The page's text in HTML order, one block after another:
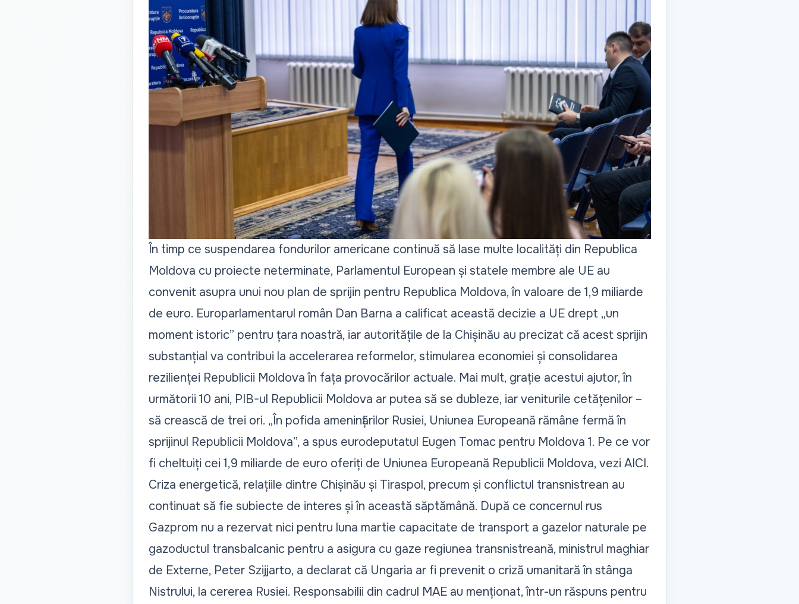
În timp ce suspendarea fondurilor americane continuă să lase multe localități din Republica
Moldova cu proiecte neterminate, Parlamentul European și statele membre ale UE au
convenit asupra unui nou plan de sprijin pentru Republica Moldova, în valoare de 1,9 miliarde
de euro. Europarlamentarul român Dan Barna a calificat această decizie a UE drept „un
moment istoric” pentru țara noastră, iar autoritățile de la Chișinău au precizat că acest sprijin
substanțial va contribui la accelerarea reformelor, stimularea economiei și consolidarea
rezilienței Republicii Moldova în fața provocărilor actuale. Mai mult, grație acestui ajutor,în
următorii 10 ani, PIB-ul Republicii Moldova ar putea să se dubleze, iar veniturile cetățenilor –
să crească de trei ori. „În pofida amenințărilor Rusiei, Uniunea Europeană rămâne fermă în
sprijinul Republicii Moldova”, a spus eurodeputatul Eugen Tomac pentru Moldova 1. Pe ce vor
fi cheltuiți cei 1,9 miliarde de euro oferiți de Uniunea Europeană Republicii Moldova, vezi AICI.
Criza energetică, relațiile dintre Chișinău și Tiraspol, precum și conflictul transnistrean au
continuat să fie subiecte de interes și în această săptămână. După ce concernul rus
Gazprom nu a rezervat nici pentru luna martie capacitate de transport a gazelornaturale pe
gazoductul transbalcanic pentru a asigura cu gaze regiunea transnistreană, ministrul maghiar
de Externe, Peter Szijjarto, a declarat că Ungaria ar fi prevenit o criză umanitară în stânga
Nistrului, la cererea Rusiei. Responsabilii din cadrul MAE au menționat, într-un răspuns pentru